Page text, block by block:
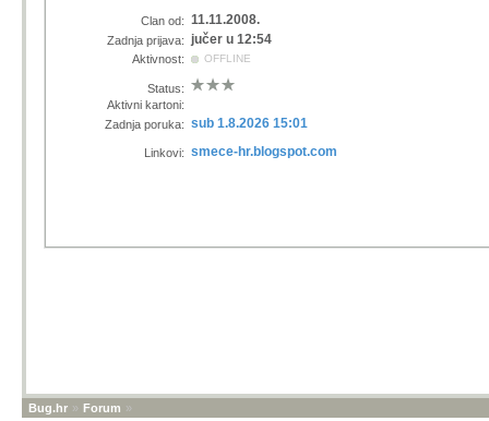
Clan od: 11.11.2008.
Zadnja prijava: jučer u 12:54
Aktivnost: OFFLINE
Status:
Aktivni kartoni:
Zadnja poruka: sub 1.8.2026 15:01
Linkovi: smece-hr.blogspot.com
Bug.hr » Forum »